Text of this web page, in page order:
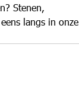
Stenen,
langs in onze